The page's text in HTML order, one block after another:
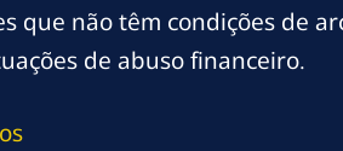
não têm condições de
de abuso financeiro.